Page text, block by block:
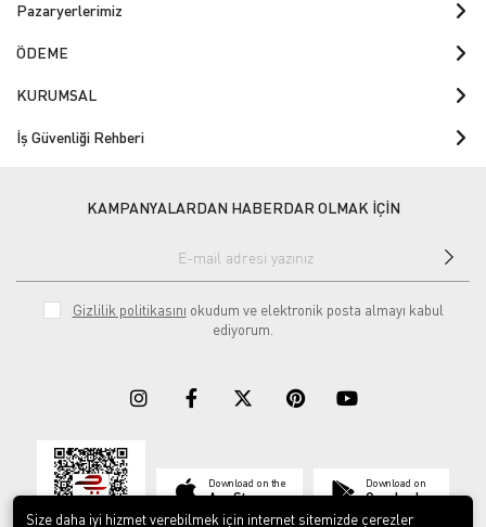
Pazaryerlerimiz
ÖDEME
KURUMSAL
İş Güvenliği Rehberi
KAMPANYALARDAN HABERDAR OLMAK İÇİN
Gizlilik politikasını okudum ve elektronik posta almayı kabul
ediyorum.
Download on the
App Store
Download on
Google play
Size daha iyi hizmet verebilmek için internet sitemizde çerezler